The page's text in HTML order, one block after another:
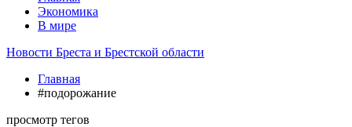
Экономика
В мире
Новости Бреста и Брестской области
Главная
#подорожание
просмотр тегов